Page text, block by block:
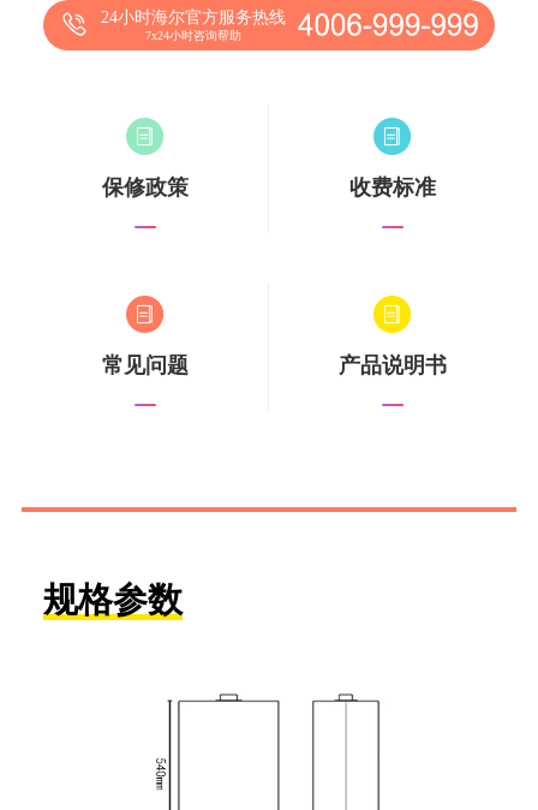
24小时海尔官方服务热线
7x24小时咨询帮助
保修政策 收费标准
常见问题 产品说明书
规格参数